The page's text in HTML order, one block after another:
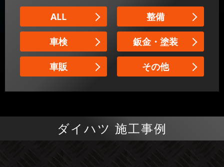
ALL 整備
車検 鈑金・塗装
車販 その他
ダイハツ 施工事例